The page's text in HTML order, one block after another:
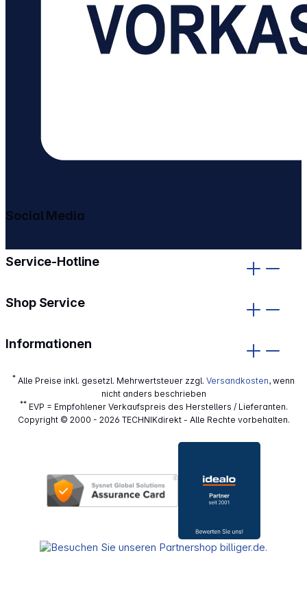
Service-Hotline
Shop Service
Informationen
Social Media
* Alle Preise inkl. gesetzl. Mehrwertsteuer zzgl. Versandkosten, wenn
nicht anders beschrieben
**EVP = Empfohlener Verkaufspreis des Herstellers / Lieferanten.
Copyright © 2000 - 2026 TECHNIKdirekt - Alle Rechte vorbehalten.